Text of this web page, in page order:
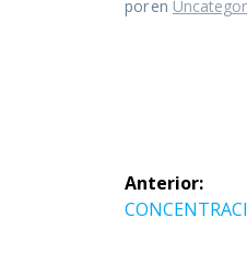
poren
de
Anterior:
Entrada